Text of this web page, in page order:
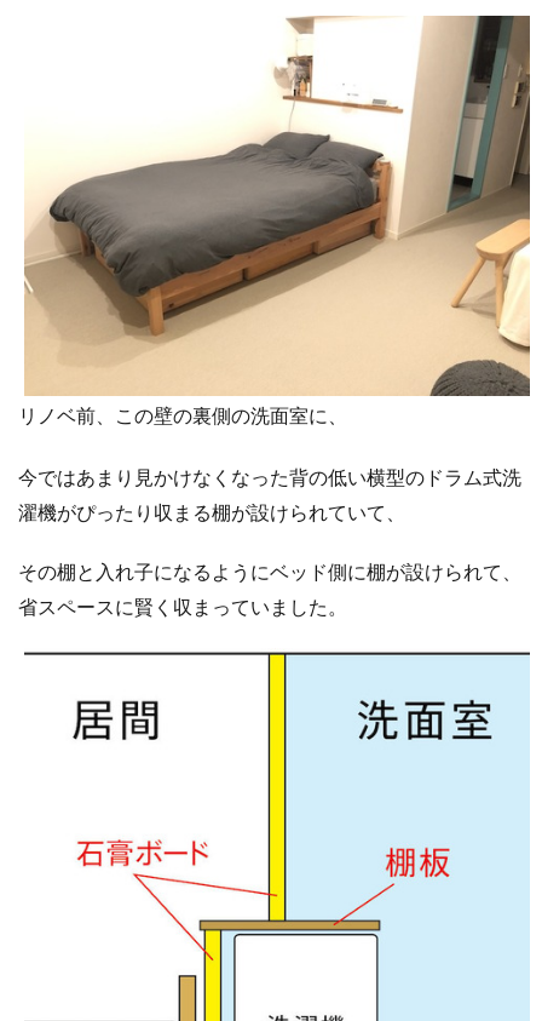
リノベ前、この壁の裏側の洗面室に、
今ではあまり見かけなくなった背の低い横型のドラム式洗
濯機がぴったり収まる棚が設けられていて、
その棚と入れ子になるようにベッド側に棚が設けられて、
省スペースに賢く収まっていました。